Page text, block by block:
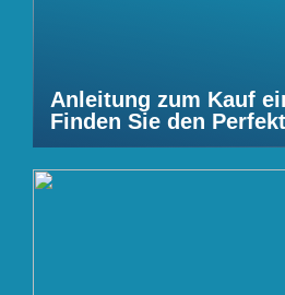
Anleitung zum Kauf
Finden Sie den